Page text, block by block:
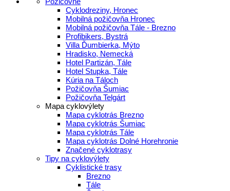
Cyklodreziny, Hronec
Mobilná požičovňa Hronec
Mobilná požičovňa Tále - Brezno
Profibikers, Bystrá
Villa Ďumbierka, Mýto
Hradisko, Nemecká
Hotel Partizán, Tále
Hotel Stupka, Tále
Kúria na Táloch
Požičovňa Šumiac
Požičovňa Telgárt
Mapa cyklovýlety
Mapa cyklotrás Brezno
Mapa cyklotrás Šumiac
Mapa cyklotrás Tále
Mapa cyklotrás Dolné Horehronie
Značené cyklotrasy
Tipy na cyklovýlety
Cyklistické trasy
Brezno
Tále